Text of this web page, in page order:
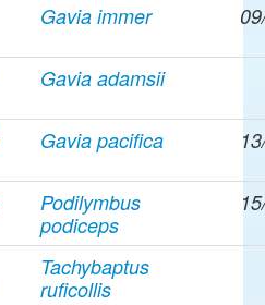
Gavia immer
Gavia adamsii
Gavia pacifica
Podilymbus
podiceps
Tachybaptus
ruficollis